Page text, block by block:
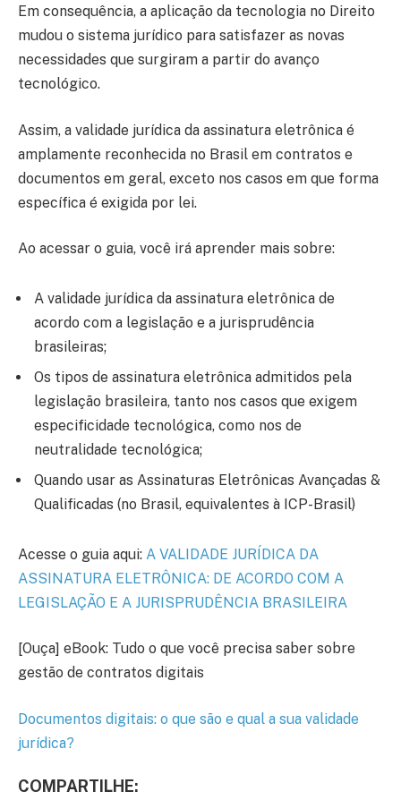
Em consequência, a aplicação da tecnologia no Direito
mudou o sistema jurídico para satisfazer as novas
necessidades que surgiram a partir do avanço
tecnológico.
Assim, a validade jurídica da assinatura eletrônica é
amplamente reconhecida no Brasil em contratos e
documentos em geral, exceto nos casos em que forma
específica é exigida por lei.
Ao acessar o guia, você irá aprender mais sobre:
A validade jurídica da assinatura eletrônica de
acordo com a legislação e a jurisprudência
brasileiras;
Os tipos de assinatura eletrônica admitidos pela
legislação brasileira, tanto nos casos que exigem
especificidade tecnológica, como nos de
neutralidade tecnológica;
Quando usar as Assinaturas Eletrônicas Avançadas &
Qualificadas (no Brasil, equivalentes à ICP-Brasil)
Acesse o guia aqui: A VALIDADE JURÍDICA DA
ASSINATURA ELETRÔNICA: DE ACORDO COM A
LEGISLAÇÃO E A JURISPRUDÊNCIA BRASILEIRA
[Ouça] eBook: Tudo o que você precisa saber sobre
gestão de contratos digitais
Documentos digitais: o que são e qual a sua validade
jurídica?
COMPARTILHE: